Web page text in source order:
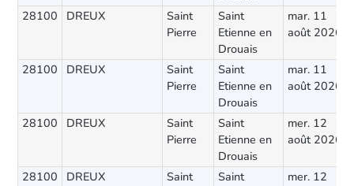
28100 DREUX
Saint
Pierre
Saint
Etienne en
Drouais
mar. 11
août 2026
28100 DREUX
Saint
Pierre
Saint
Etienne en
Drouais
mar. 11
août 2026
28100 DREUX
Saint
Pierre
Saint
Etienne en
Drouais
mer. 12
août 2026
28100 DREUX
Saint
Saint
mer. 12